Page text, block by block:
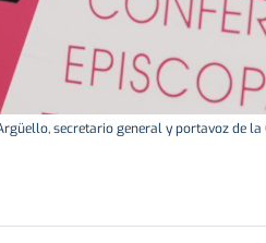
secretario general y portavoz de